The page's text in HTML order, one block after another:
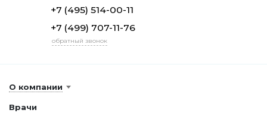
+7 (495) 514-00-11
+7 (499) 707-11-76
обратный звонок
О компании
Врачи